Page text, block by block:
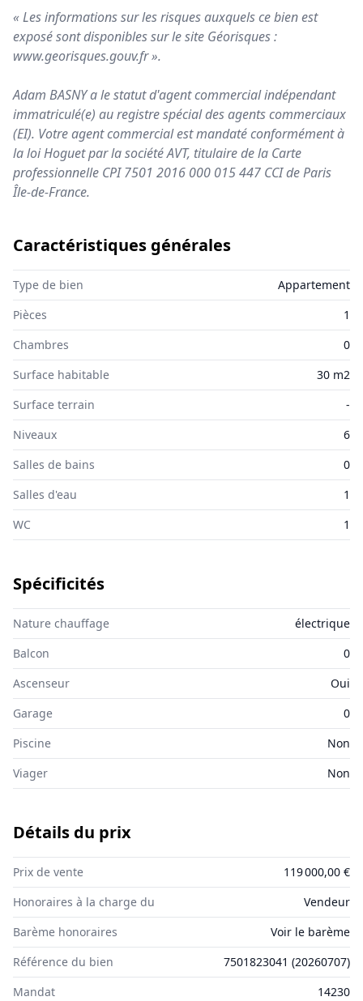
« Les informations sur les risques auxquels ce bien est
exposé sont disponibles sur le site Géorisques :
www.georisques.gouv.fr».
Adam BASNY a le statut d'agent commercial indépendant
immatriculé(e) au registre spécial des agents commerciaux
(EI). Votre agent commercial est mandaté conformément à
la loi Hoguet par la société AVT, titulaire de la Carte
professionnelle CPI 7501 2016 000 015 447 CCI de Paris
Île-de-France.
Caractéristiques générales
Type de bien
Appartement
Pièces
1
Chambres
0
Surface habitable
30 m2
Surface terrain
-
Niveaux
6
Salles de bains
0
Salles d'eau
1
WC
1
Spécificités
Nature chauffage
électrique
Balcon
0
Ascenseur
Oui
Garage
0
Piscine
Non
Viager
Non
Détails du prix
Prix de vente
119 000,00 €
Honoraires à la charge du
Vendeur
Barème honoraires
Voir le barème
Référence du bien
7501823041 (20260707)
Mandat
14230